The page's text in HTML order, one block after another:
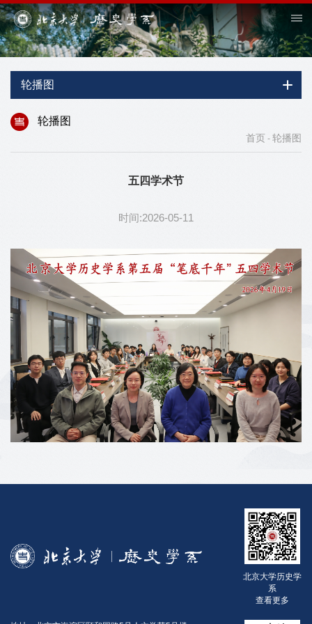
轮播图
轮播图
首页 - 轮播图
五四学术节
时间:2026-05-11
北京大学历史学
系
查看更多